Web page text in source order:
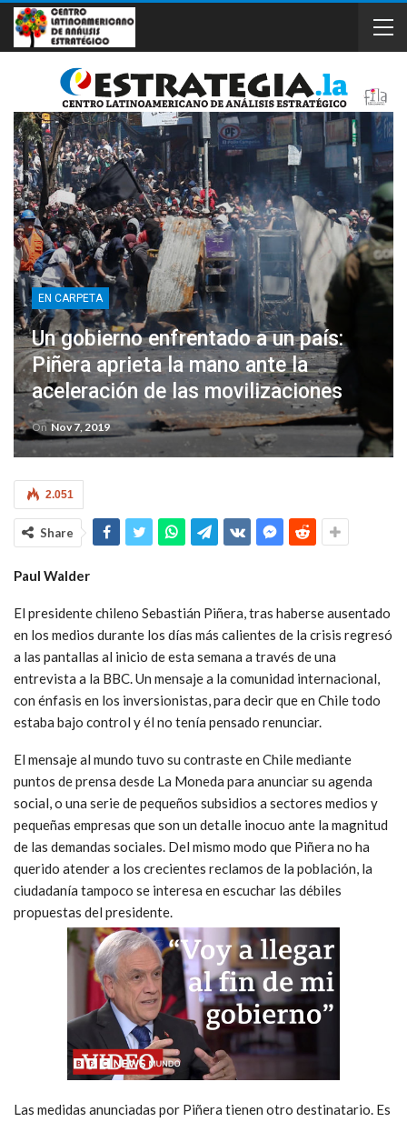
EN CARPETA
Un gobierno enfrentado a un país:
Piñera aprieta la mano ante la
aceleración de las movilizaciones
OnNov 7, 2019
2.051
Share
Paul Walder
El presidente chileno Sebastián Piñera, tras haberse ausentado
en los medios durante los días más calientes de la crisis regresó
a las pantallas al inicio de esta semana a través de una
entrevista a la BBC. Un mensaje a la comunidad internacional,
con énfasis en los inversionistas, para decir que en Chile todo
estaba bajo control y él no tenía pensado renunciar.
El mensaje al mundo tuvo su contraste en Chile mediante
puntos de prensa desde La Moneda para anunciar su agenda
social, o una serie de pequeños subsidios a sectores medios y
pequeñas empresas que son un detalle inocuo ante la magnitud
de las demandas sociales. Del mismo modo que Piñera no ha
querido atender a los crecientes reclamos de la población, la
ciudadanía tampoco se interesa en escuchar las débiles
propuestas del presidente.
Las medidas anunciadas por Piñera tienen otro destinatario. Es